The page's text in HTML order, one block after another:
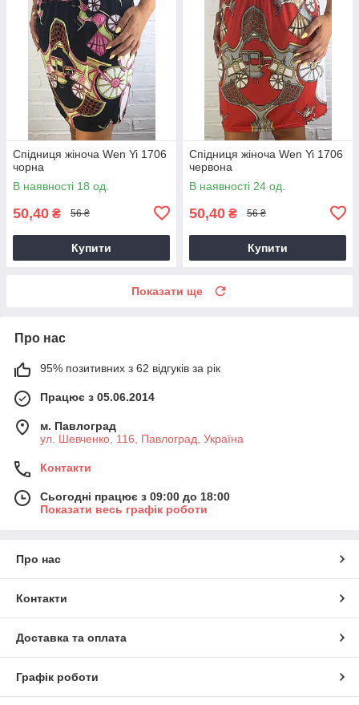
Спідниця жіноча Wen Yi 1706
чорна
В наявності 18 од.
50,40 ₴ 56 ₴
Купити
Спідниця жіноча Wen Yi 1706
червона
В наявності 24 од.
50,40 ₴ 56 ₴
Купити
Показати ще
Про нас
95% позитивних з 62 відгуків за рік
Працює з 05.06.2014
м. Павлоград
ул. Шевченко, 116, Павлоград, Україна
Контакти
Сьогодні працює з 09:00 до 18:00
Показати весь графік роботи
Про нас
Контакти
Доставка та оплата
Графік роботи